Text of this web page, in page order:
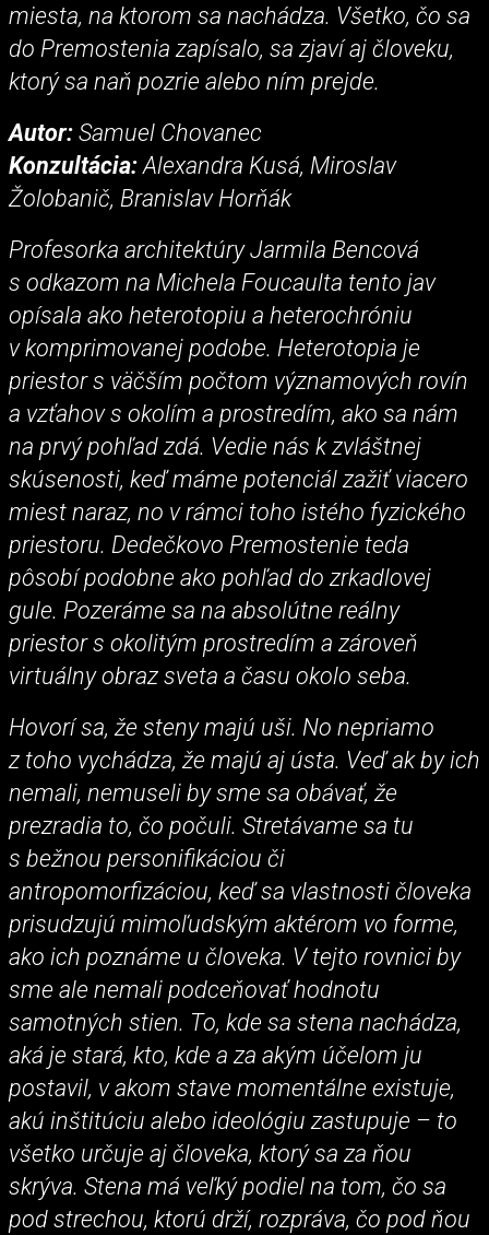
miesta, na ktorom sa nachádza. Všetko, čo sa
do Premostenia zapísalo, sa zjaví aj človeku,
ktorý sa naň pozrie alebo ním prejde.
Autor: Samuel Chovanec
Konzultácia: Alexandra Kusá, Miroslav
Žolobanič, Branislav Horňák
Profesorka architektúry Jarmila Bencová
s odkazom na Michela Foucaulta tento jav
opísala ako heterotopiu a heterochróniu
v komprimovanej podobe. Heterotopia je
priestor s väčším počtom významových rovín
a vzťahov s okolím a prostredím, ako sa nám
na prvý pohľad zdá. Vedie nás k zvláštnej
skúsenosti, keď máme potenciál zažiť viacero
miest naraz, no v rámci toho istého fyzického
priestoru. Dedečkovo Premostenie teda
pôsobí podobne ako pohľad do zrkadlovej
gule. Pozeráme sa na absolútne reálny
priestor s okolitým prostredím a zároveň
virtuálny obraz sveta a času okolo seba.
Hovorí sa, že steny majú uši. No nepriamo
z toho vychádza, že majú aj ústa. Veď ak by ich
nemali, nemuseli by sme sa obávať, že
prezradia to, čo počuli. Stretávame sa tu
s bežnou personifikáciou či
antropomorfizáciou, keď sa vlastnosti človeka
prisudzujú mimoľudským aktérom vo forme,
ako ich poznáme u človeka. V tejto rovnici by
sme ale nemali podceňovať hodnotu
samotných stien. To, kde sa stena nachádza,
aká je stará, kto, kde a za akým účelom ju
postavil, v akom stave momentálne existuje,
akú inštitúciu alebo ideológiu zastupuje – to
všetko určuje aj človeka, ktorý sa za ňou
skrýva. Stena má veľký podiel na tom, čo sa
pod strechou, ktorú drží, rozpráva, čo pod ňou